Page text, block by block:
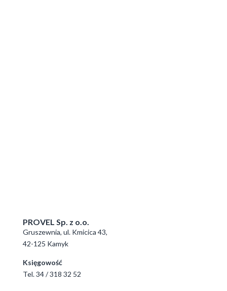
PROVEL Sp. z o.o.
Gruszewnia, ul. Kmicica 43,
42-125 Kamyk
Księgowość
Tel.34 / 318 32 52